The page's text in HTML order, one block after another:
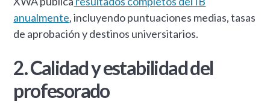
anualmente, incluyendo puntuaciones medias, tasas
de aprobación y destinos universitarios.
2. Calidad y estabilidad del
profesorado